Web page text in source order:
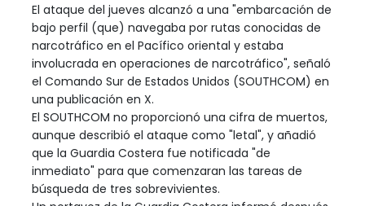
El ataque del jueves alcanzó a una "embarcación de
bajo perfil (que) navegaba por rutas conocidas de
narcotráfico en el Pacífico oriental y estaba
involucrada en operaciones de narcotráfico", señaló
el Comando Sur de Estados Unidos (SOUTHCOM) en
una publicación en X.
El SOUTHCOM no proporcionó una cifra de muertos,
aunque describió el ataque como "letal", y añadió
que la Guardia Costera fue notificada "de
inmediato" para que comenzaran las tareas de
búsqueda de tres sobrevivientes.